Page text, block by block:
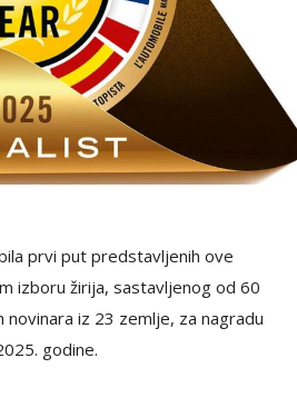
prvi put predstavljenih ove
izboru žirija, sastavljenog od 60
iz 23 zemlje, za nagradu
godine.